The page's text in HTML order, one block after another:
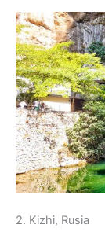
2. Kizhi, Rusia